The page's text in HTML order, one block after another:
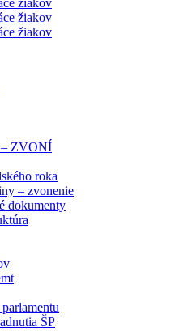
– ZVONÍ
roka
– zvonenie
dokumenty
ŠP